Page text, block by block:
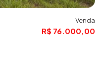
Venda
R$ 76.000,00